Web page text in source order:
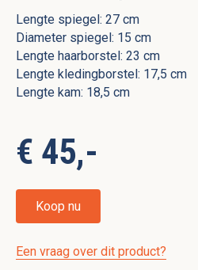
Lengte spiegel: 27 cm
Diameter spiegel: 15 cm
Lengte haarborstel: 23 cm
Lengte kledingborstel: 17,5 cm
Lengte kam: 18,5 cm
€ 45,-
Koop nu
Een vraag over dit product?